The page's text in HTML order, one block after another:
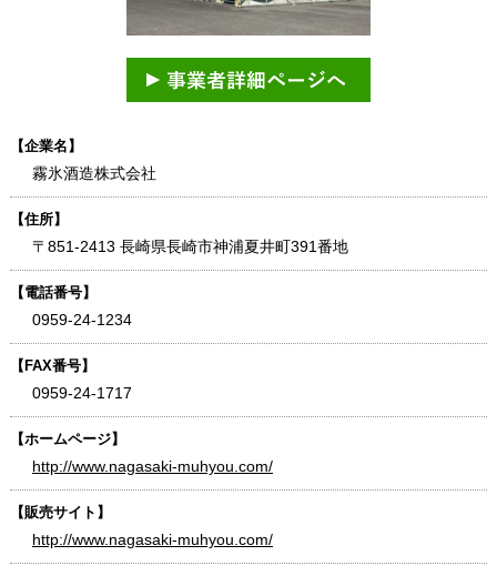
【企業名】
霧氷酒造株式会社
【住所】
〒851-2413 長崎県長崎市神浦夏井町391番地
【電話番号】
0959-24-1234
【FAX番号】
0959-24-1717
【ホームページ】
http://www.nagasaki-muhyou.com/
【販売サイト】
http://www.nagasaki-muhyou.com/